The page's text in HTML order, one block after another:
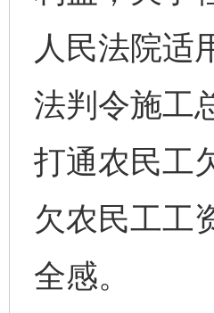
人民法院适
法判令施工
打通农民工
欠农民工工
全感。